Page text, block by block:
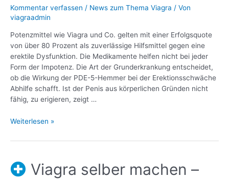
Kommentar verfassen / News zum Thema Viagra / Von
viagraadmin
Potenzmittel wie Viagra und Co. gelten mit einer Erfolgsquote
von über 80 Prozent als zuverlässige Hilfsmittel gegen eine
erektile Dysfunktion. Die Medikamente helfen nicht bei jeder
Form der Impotenz. Die Art der Grunderkrankung entscheidet,
ob die Wirkung der PDE-5-Hemmer bei der Erektionsschwäche
Abhilfe schafft. Ist der Penis aus körperlichen Gründen nicht
fähig, zu erigieren, zeigt …
Weiterlesen »
Viagra selber machen –